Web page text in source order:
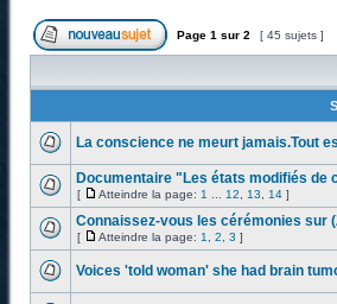
Page 1 sur 2 [ 45 sujets ]
La conscience ne meurt jamais.Tout
Documentaire "Les états modifiés de
[ Atteindre la page: 1 12 13 14 ]
Connaissez-vous les cérémonies sur
[ Atteindre la page: 1 2 3 ]
Voices 'told woman' she had brain